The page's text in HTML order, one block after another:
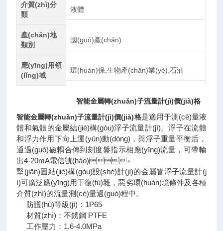
介質(zhì)分
類
液體
產(chǎn)地
類別
國(guó)產(chǎn)
應(yīng)用領
(lǐng)域
環(huán)保,生物產(chǎn)業(yè),石油
智能金屬轉(zhuǎn)子流量計(jì)價(jià)格
智能金屬轉(zhuǎn)子流量計(jì)價(jià)格是適用于測(cè)量液
體和氣體的金屬結(jié)構(gòu)浮子流量計(jì)。浮子在流體
和浮力作用下向上運(yùn)動(dòng)，與浮子重量平衡后，
通過(guò)磁耦合傳到刻度盤指示相應(yīng)流量，可帶輸
出4-20mA電信號(hào)。
堅(jiān)固結(jié)構(gòu)設(shè)計(jì)的金屬管浮子流量計(j
ì)可廣泛應(yīng)用于復(fù)雜，惡劣環(huán)境條件及各種
介質(zhì)的流量測(cè)量過(guò)程中。
防護(hù)等級(jí)：1P65
材質(zhì)：不銹鋼 PTFE
工作壓力：1.6-4.0MPa